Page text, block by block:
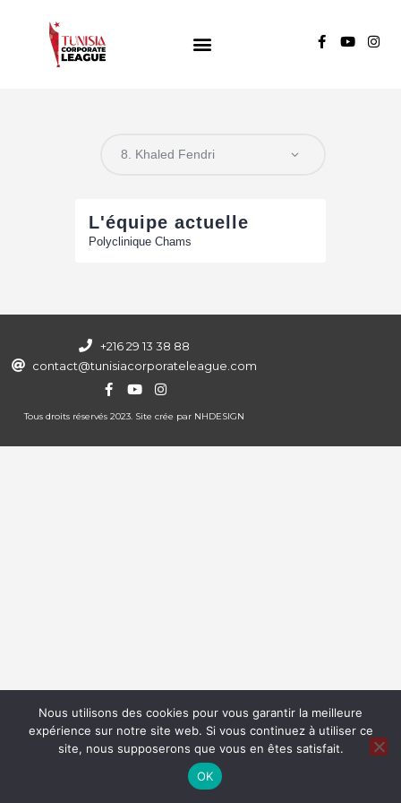
TUNISIA CORPORATE LEAGUE
Groupe B
L'équipe actuelle
Polyclinique Chams
+216 29 13 38 88
contact@tunisiacorporateleague.com
Tous droits réservés 2023. Site crée par NHDESIGN
Nous utilisons des cookies pour vous garantir la meilleure
expérience sur notre site web. Si vous continuez à utiliser ce
site, nous supposerons que vous en êtes satisfait.
OK